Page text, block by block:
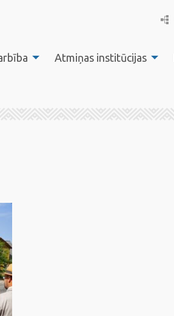
Atmiņas institūcijas